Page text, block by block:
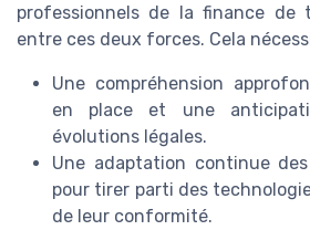
professionnels de la finance de
entre ces deux forces. Cela
Une compréhension
en place et une
évolutions légales.
Une adaptation continue
pour tirer parti des
de leur conformité.